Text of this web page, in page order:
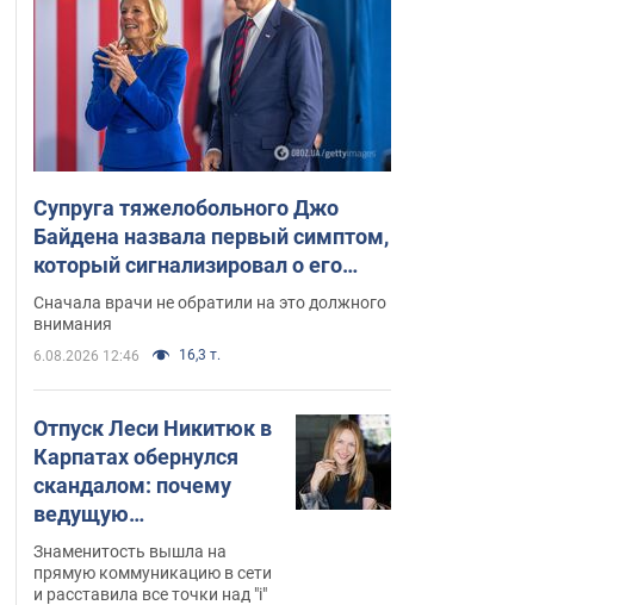
Супруга тяжелобольного Джо
Байдена назвала первый симптом,
который сигнализировал о его
"агрессивном" раке
Сначала врачи не обратили на это должного
внимания
6.08.2026 12:46 16,3 т.
Отпуск Леси Никитюк в
Карпатах обернулся
скандалом: почему
ведущую
несправедливо
захейтили
Знаменитость вышла на
прямую коммуникацию в сети
и расставила все точки над "i"